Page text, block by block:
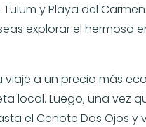
y Playa del
explorar el
viaje a un precio más
local. Luego, una vez
el Cenote Dos Ojos